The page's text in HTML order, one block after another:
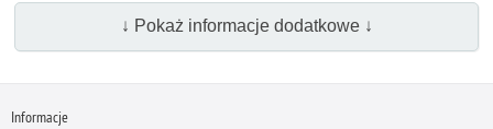
↓ Pokaż informacje dodatkowe ↓
Informacje